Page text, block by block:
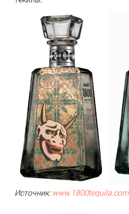
Источник:www.1800tequila.com